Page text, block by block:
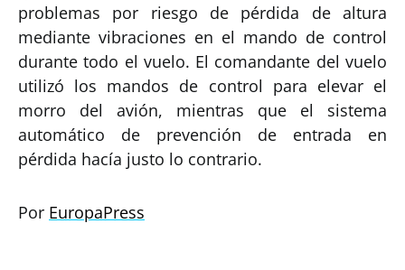
problemas por riesgo de pérdida de altura
mediante vibraciones en el mando de control
durante todo el vuelo. El comandante del vuelo
utilizó los mandos de control para elevar el
morro del avión, mientras que el sistema
automático de prevención de entrada en
pérdida hacía justo lo contrario.
Por EuropaPress